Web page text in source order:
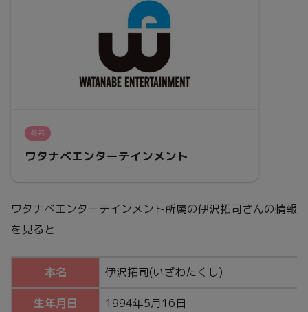
参考
ワタナベエンターテインメント
ワタナベエンターテインメント所属の伊沢拓司さんの情報
を見ると
本名 伊沢拓司(いざわたくし)
生年月日 1994年5月16日